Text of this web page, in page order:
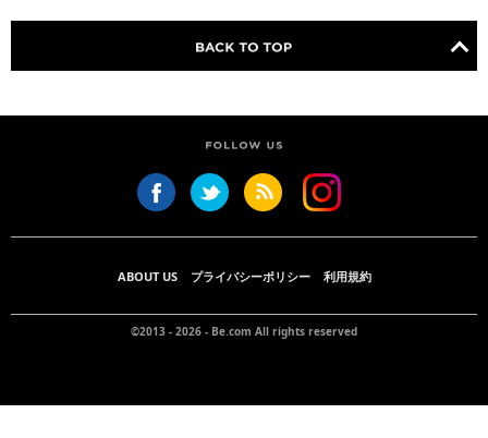
健康
スキンケア 食事
調査結果
トレーニング
好印象な男
頭皮ケア
ダイエット
理容室
ABOUT US プライバシーポリシー 利用規約
©2013 - 2026 - Be.com All rights reserved